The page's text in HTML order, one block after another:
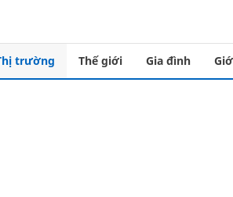
trường Thế giới Gia đình